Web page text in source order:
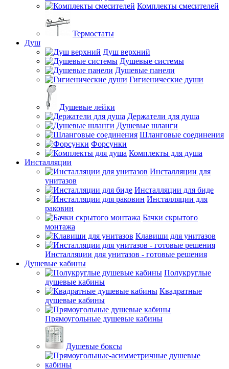
Комплекты смесителей
Термостаты
Душ
Душ верхний
Душевые системы
Душевые панели
Гигиенические души
Душевые лейки
Держатели для душа
Душевые шланги
Шланговые соединения
Форсунки
Комплекты для душа
Инсталляции
Инсталляции для
унитазов
Инсталляции для биде
Инсталляции для
раковин
Бачки скрытого
монтажа
Клавиши для унитазов
Инсталляции для унитазов - готовые решения
Душевые кабины
Полукруглые
душевые кабины
Квадратные
душевые кабины
Прямоугольные душевые кабины
Душевые боксы